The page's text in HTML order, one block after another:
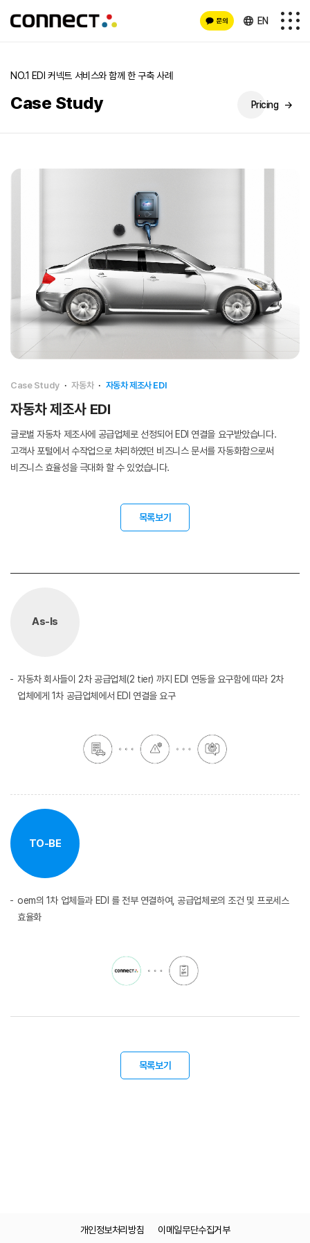
EN
NO.1 EDI 커넥트 서비스와 함께 한 구축 사례
Case Study Pricing →
Case Study · 자동차 · 자동차 제조사 EDI
자동차 제조사 EDI
글로벌 자동차 제조사에 공급업체로 선정되어 EDI 연결을 요구받았습니다.
고객사 포털에서 수작업으로 처리하였던 비즈니스 문서를 자동화함으로써
비즈니스 효율성을 극대화 할 수 있었습니다.
목록보기
As-Is
자동차 회사들이 2차 공급업체(2 tier) 까지 EDI 연동을 요구함에 따라 2차
업체에게 1차 공급업체에서 EDI 연결을 요구
TO-BE
oem의 1차 업체들과 EDI 를 전부 연결하여, 공급업체로의 조건 및 프로세스
효율화
목록보기
개인정보처리방침 이메일무단수집거부